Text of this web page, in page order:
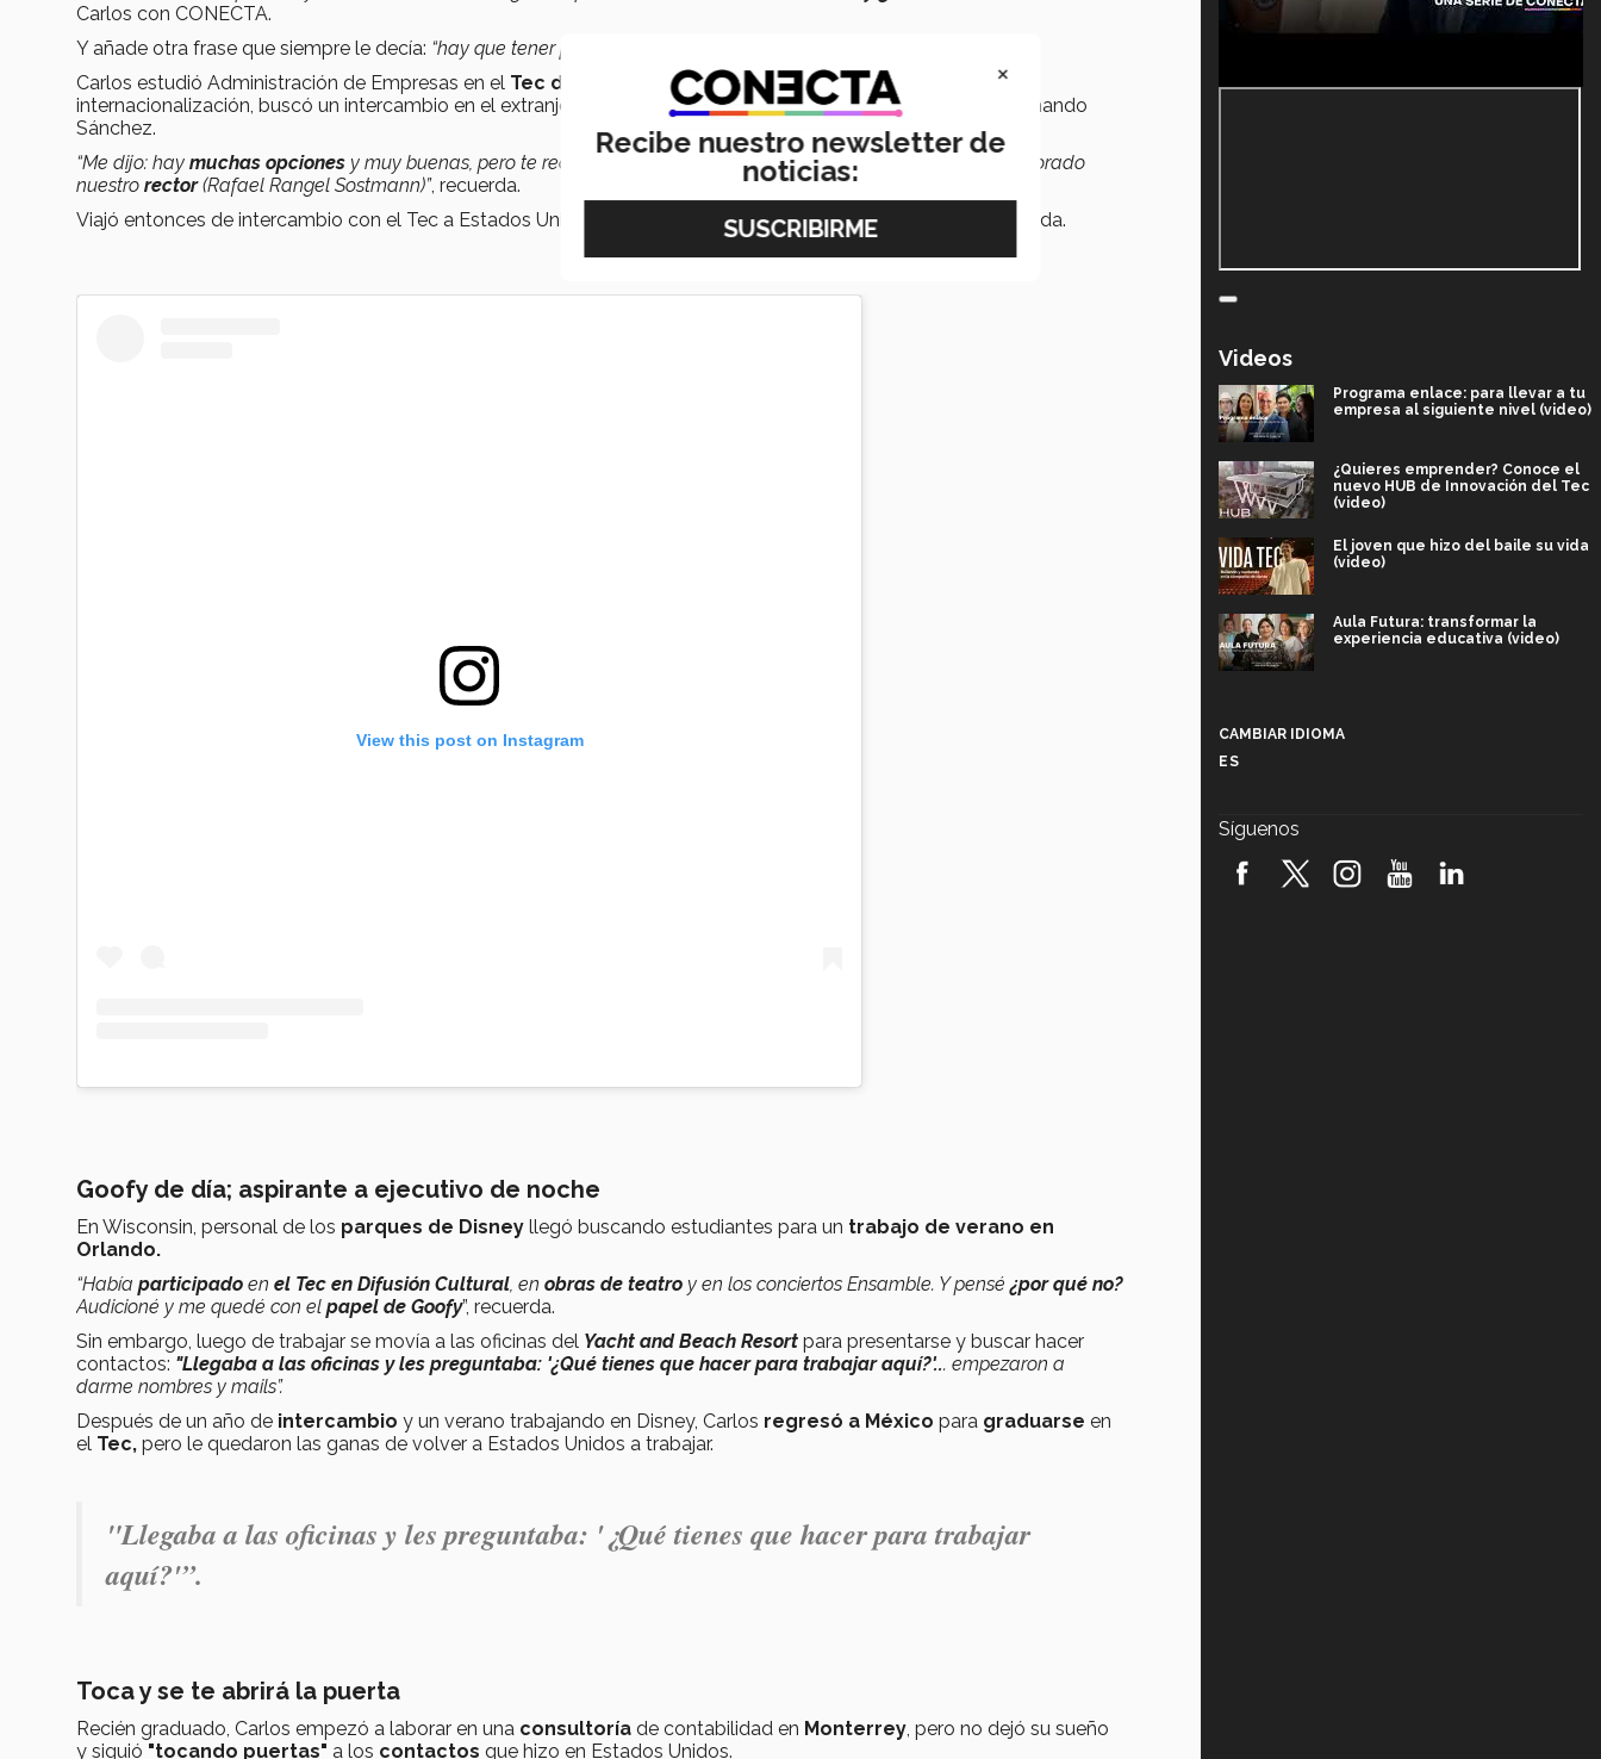
Carlos con CONECTA.
Y añade otra frase que siempre le decía: “hay que tenerpiel gruesa
Carlos estudió Administración de Empresas en el Tec de Monterreyy aprovechando las opciones de
internacionalización, buscó un intercambio en el extranjero y le pidió consejo a su director de carrera, el Dr. Armando
Sánchez.
“Me dijo: hay muchas opciones y muy buenas, pero te recomiendo la Universidad de Wisconsin
. Ahí hizo el doctorado
nuestro rector(Rafael Rangel Sostmann)”, recuerda.
Viajó entonces de intercambio con el Tec a Estados Unidos, oportunidad que eventualmente le cambiaría la vida.
View this post on Instagram
Goofy de día; aspirante a ejecutivo de noche
En Wisconsin, personal de los parques de Disney llegó buscando estudiantes para un trabajo de verano en
Orlando.
“Había participado en el Tec en Difusión Cultural, en obras de teatro y en los conciertos Ensamble. Y pensé¿por qué no?
Audicioné y me quedé con el papel de Goofy”, recuerda.
Sin embargo, luego de trabajar se movía a las oficinas del Yacht and Beach Resort para presentarse y buscar hacer
contactos: "Llegaba a las oficinas y les preguntaba: '¿Qué tienes que hacer para trabajar aquí?'... empezaron a
darme nombres y mails”.
Después de un año de intercambio y un verano trabajando en Disney, Carlos regresó a México para graduarse en
el Tec, pero le quedaron las ganas de volver a Estados Unidos a trabajar.
"Llegaba a las oficinas y les preguntaba: '¿Qué tienes que hacer para trabajar
aquí?'”.
Toca y se te abrirá la puerta
Recién graduado, Carlos empezó a laborar en una consultoría de contabilidad en Monterrey, pero no dejó su sueño
y siguió "tocando puertas" a los contactos que hizo en Estados Unidos.
Videos
Programa enlace: para llevar a tu
empresa al siguiente nivel (video)
¿Quieres emprender? Conoce el
nuevo HUB de Innovación del Tec
(video)
El joven que hizo del baile su vida
(video)
Aula Futura: transformar la
experiencia educativa (video)
robótica FIRST 2026! (video)
CAMBIAR IDIOMA
ES
Síguenos
×
Recibe nuestro newsletter de
noticias: